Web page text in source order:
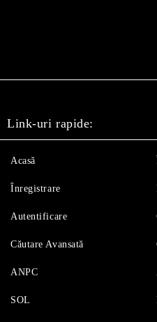
Link-uri rapide:
Acasă
Înregistrare
Autentificare
Căutare Avansată
ANPC
SOL